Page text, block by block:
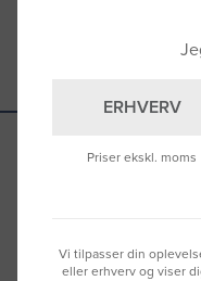
ERHVERV
Priser ekskl. moms
Vi tilpasser din
eller erhverv og viser